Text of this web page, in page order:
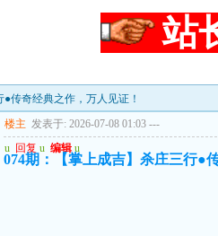
站
传奇经典之作，万人见证！
楼主 发表于: 2026-07-08 01:03 ---
u 回复 u 编辑 u
074期：【掌上成吉】杀庄三行●